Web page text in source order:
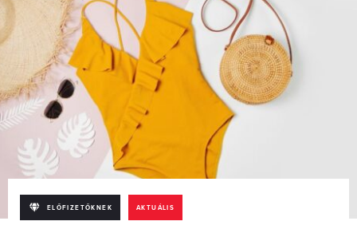
ELŐFIZETŐKNEK AKTUÁLIS